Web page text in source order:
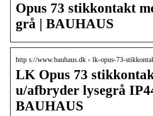
Opus 73 stikkontakt
grå | BAUHAUS
http s://www.bauhaus.dk › lk-opus-73-
LK Opus 73
u/afbryder lysegrå
BAUHAUS